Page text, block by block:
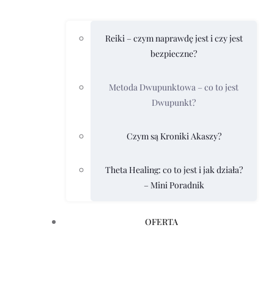
Reiki – czym naprawdę jest i czy jest
bezpieczne?
Metoda Dwupunktowa – co to jest
Dwupunkt?
Czym są Kroniki Akaszy?
Theta Healing: co to jest i jak działa?
– Mini Poradnik
OFERTA